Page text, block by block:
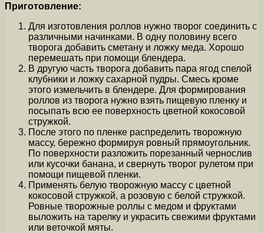
Приготовление:
Для изготовления роллов нужно творог соединить с
различными начинками. В одну половину всего
творога добавить сметану и ложку меда. Хорошо
перемешать при помощи блендера.
В другую часть творога добавить пара ягод спелой
клубники и ложку сахарной пудры. Смесь кроме
этого измельчить в блендере. Для формирования
роллов из творога нужно взять пищевую пленку и
посыпать всю ее поверхность цветной кокосовой
стружкой.
После этого по пленке распределить творожную
массу, бережно формируя ровный прямоугольник.
По поверхности разложить порезанный чернослив
или кусочки банана, и свернуть творог рулетом при
помощи пищевой пленки.
Применять белую творожную массу с цветной
кокосовой стружкой, а розовую с белой стружкой.
Ровные творожные роллы с медом и фруктами
выложить на тарелку и украсить свежими фруктами
или веточкой мяты.